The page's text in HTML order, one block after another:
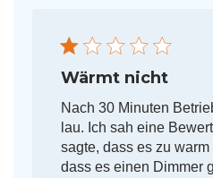
Wärmt nicht
Nach 30 Minuten
lau. Ich sah eine
sagte, dass es zu
dass es einen Dimmer